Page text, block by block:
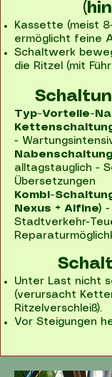
Kassette (meist
ermöglicht feine
Schaltwerk
die Ritzel (mit
Typ-Vorteile-
-
Nabenschaltung
alltagstauglich -
Übersetzungen
Kombi-
Nexus + Alfine) -
Stadtverkehr-
Unter Last nicht
(verursacht
Ritzelverschleiß).
Vor Steigungen